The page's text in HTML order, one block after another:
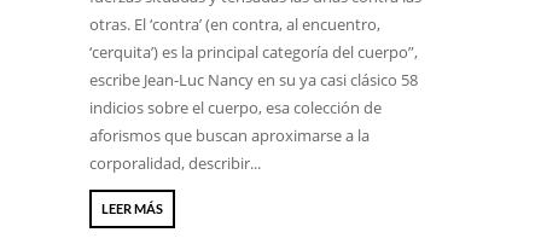
otras. El ‘contra’ (en contra, al encuentro,
‘cerquita’) es la principal categoría del cuerpo”,
escribe Jean-Luc Nancy en su ya casi clásico 58
indicios sobre el cuerpo, esa colección de
aforismos que buscan aproximarse a la
corporalidad, describir...
LEER MÁS